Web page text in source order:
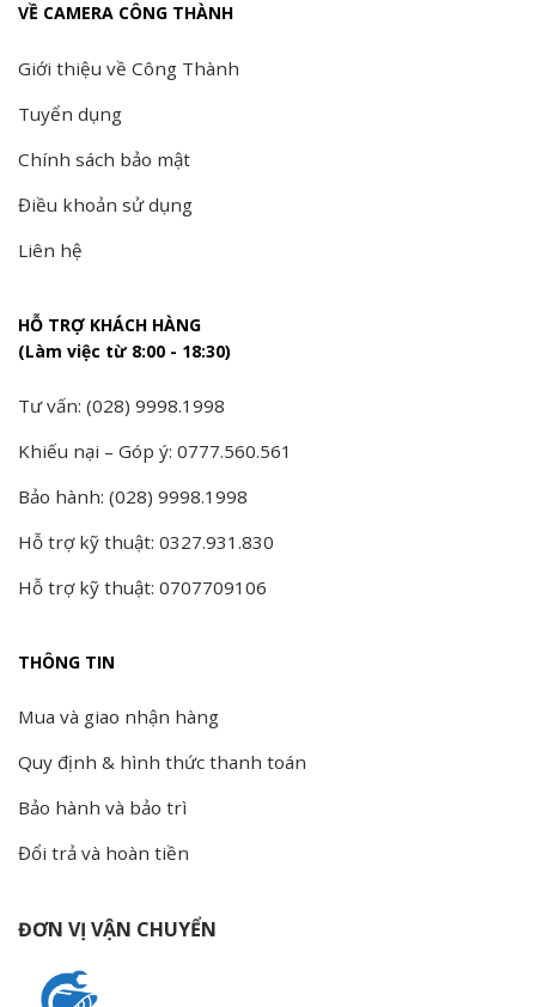
VỀ CAMERA CÔNG THÀNH
Giới thiệu về Công Thành
Tuyển dụng
Chính sách bảo mật
Điều khoản sử dụng
Liên hệ
HỖ TRỢ KHÁCH HÀNG
(Làm việc từ 8:00 - 18:30)
Tư vấn: (028) 9998.1998
Khiếu nại – Góp ý: 0777.560.561
Bảo hành: (028) 9998.1998
Hỗ trợ kỹ thuật: 0327.931.830
Hỗ trợ kỹ thuật: 0707709106
THÔNG TIN
Mua và giao nhận hàng
Quy định & hình thức thanh toán
Bảo hành và bảo trì
Đổi trả và hoàn tiền
ĐƠN VỊ VẬN CHUYỂN